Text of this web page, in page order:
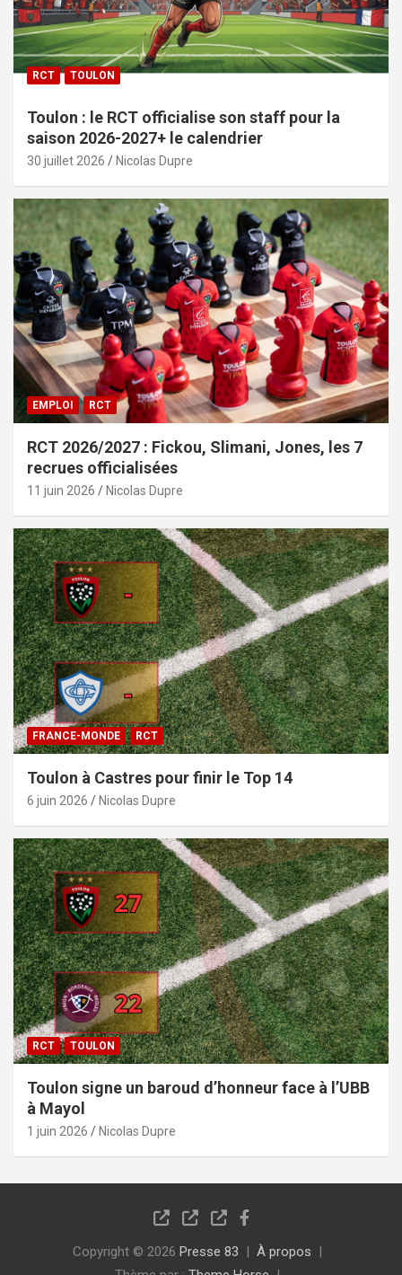
RCT TOULON
Toulon : le RCT officialise son staff pour la
saison 2026-2027+ le calendrier
30 juillet 2026 Nicolas Dupre
EMPLOI RCT
RCT 2026/2027 : Fickou, Slimani, Jones, les 7
recrues officialisées
11 juin 2026 Nicolas Dupre
FRANCE-MONDE RCT
Toulon à Castres pour finir le Top 14
6 juin 2026 Nicolas Dupre
RCT TOULON
Toulon signe un baroud d’honneur face à l’UBB
à Mayol
1 juin 2026 Nicolas Dupre
Copyright © 2026 Presse 83
À propos